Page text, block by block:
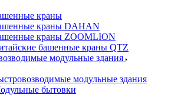
краны
краны DAHAN
краны ZOOMLION
башенные краны QTZ
модульные здания
модульные здания
бытовки